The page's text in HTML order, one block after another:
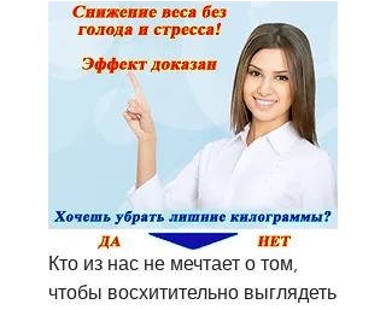
Кто из нас не мечтает о том,
чтобы восхитительно выглядеть